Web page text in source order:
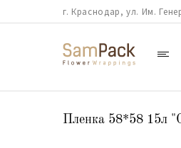
г. Краснодар, ул. Им.
Пленка 58*58 15л